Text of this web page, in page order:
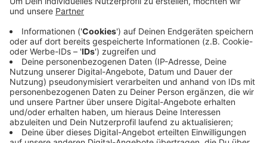
geheizt werden. Auch vergangenen Samstag gab
es solche Arbeiten. Wie damals sind auch jetzt
wieder nur Kundinnen und Kunden auf Küllenhahn
und in Ronsdorf betroffen. Die Fernwärme im Tal
und an der Trasse vom Müllheizkraftwerk bis nach
Elberfeld ist nicht betroffen.
Veröffentlicht:Freitag, 25.08.2023 16:11
Anzeige